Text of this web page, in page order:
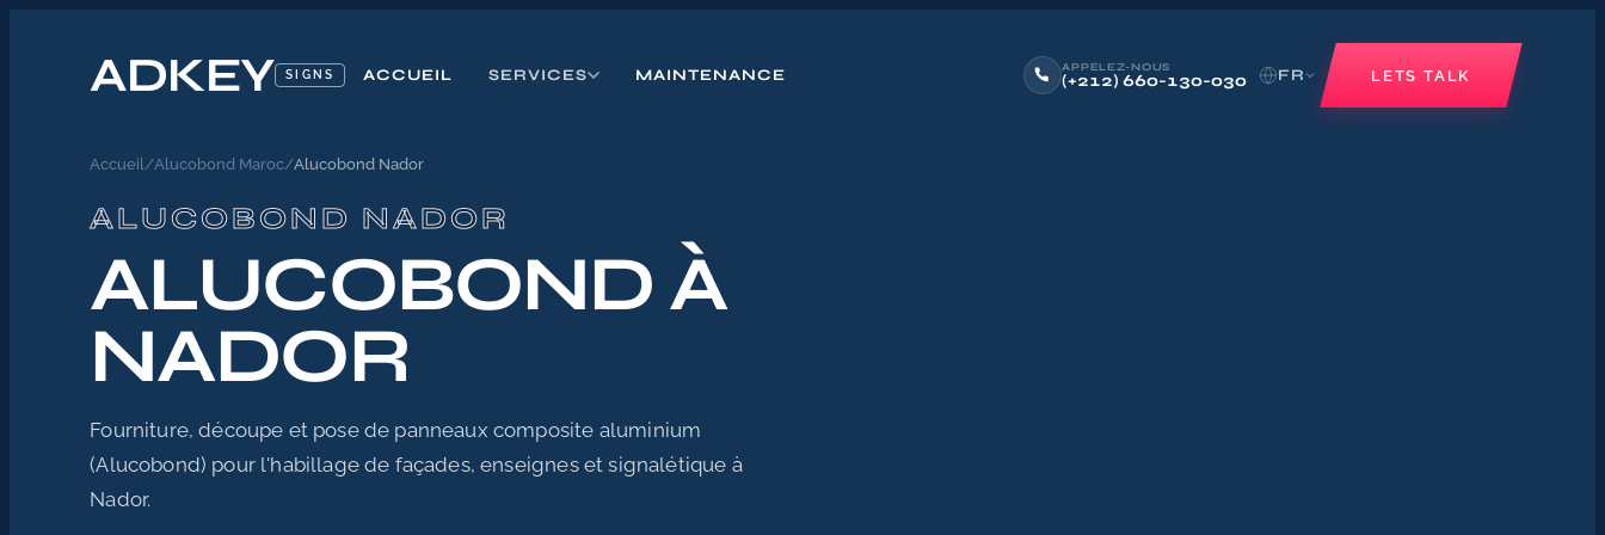
ADKEY SIGNS ACCUEIL SERVICES MAINTENANCE APPELEZ-NOUS
(+212) 660-130-030 FR LETS TALK
Accueil/Alucobond Maroc/Alucobond Nador
ALUCOBOND NADOR
ALUCOBOND À
NADOR
Fourniture, découpe et pose de panneaux composite aluminium
(Alucobond) pour l'habillage de façades, enseignes et signalétique à
Nador.